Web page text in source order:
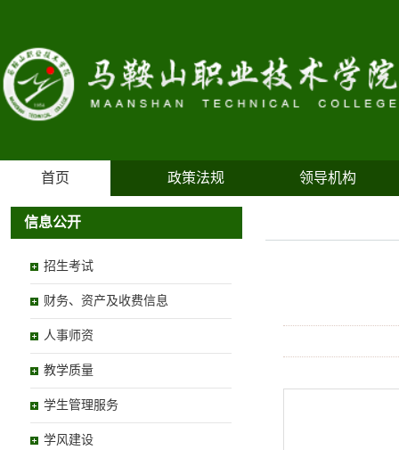
首页 政策法规 领导机构
信息公开
招生考试
财务、资产及收费信息
人事师资
教学质量
学生管理服务
学风建设